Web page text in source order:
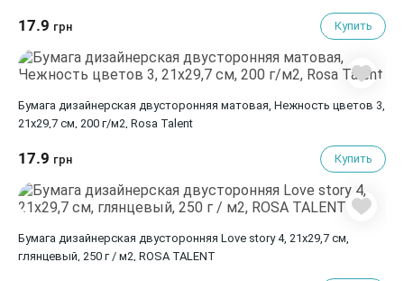
17.9 грн Купить
Бумага дизайнерская двусторонняя матовая, Нежность цветов 3,
21х29,7 см, 200 г/м2, Rosa Talent
17.9 грн Купить
Бумага дизайнерская двусторонняя Love story 4, 21х29,7 см,
глянцевый, 250 г / м2, ROSA TALENT